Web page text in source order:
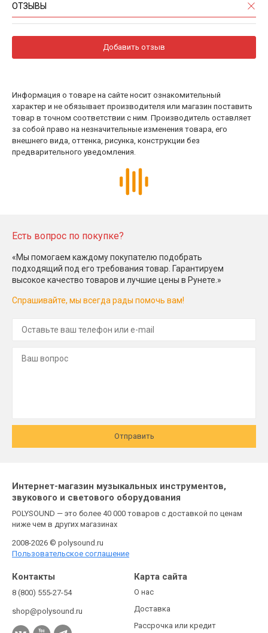
ОТЗЫВЫ
Добавить отзыв
Информация о товаре на сайте носит ознакомительный
характер и не обязывает производителя или магазин поставить
товар в точном соответствии с ним. Производитель оставляет
за собой право на незначительные изменения товара, его
внешнего вида, оттенка, рисунка, конструкции без
предварительного уведомления.
Есть вопрос по покупке?
«Мы помогаем каждому покупателю подобрать
подходящий под его требования товар. Гарантируем
высокое качество товаров и лучшие цены в Рунете.»
Спрашивайте, мы всегда рады помочь вам!
Отправить
Интернет-магазин музыкальных инструментов,
звукового и светового оборудования
POLYSOUND — это более 40 000 товаров с доставкой по ценам
ниже чем в других магазинах
2008-2026 © polysound.ru
Пользовательское соглашение
Контакты
8 (800) 555-27-54
shop@polysound.ru
Карта сайта
О нас
Доставка
Рассрочка или кредит